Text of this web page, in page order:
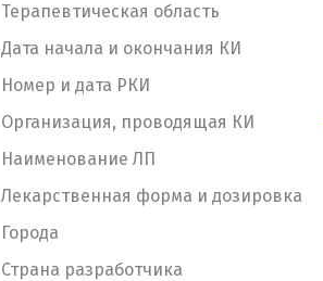
Терапевтическая область
Дата начала и окончания КИ
Номер и дата РКИ
Организация, проводящая КИ
Наименование ЛП
Лекарственная форма и дозировка
Города
Страна разработчика